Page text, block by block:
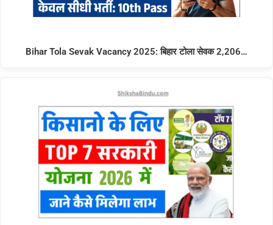
Bihar Tola Sevak Vacancy 2025: बिहार टोला सेवक 2,206…